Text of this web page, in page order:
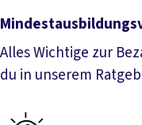
Alles Wichtige zur
du in unserem